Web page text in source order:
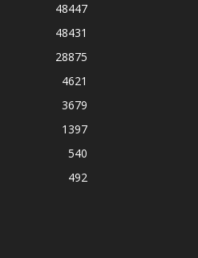
48447
48431
28875
4621
3679
1397
540
492